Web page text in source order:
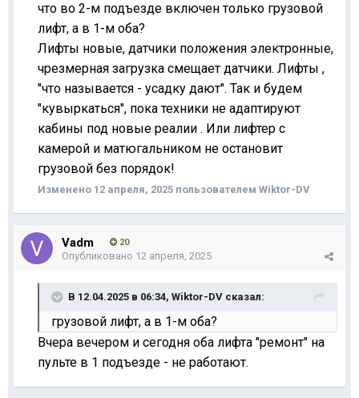
что во 2-м подъезде включен только грузовой
лифт, а в 1-м оба?
Лифты новые, датчики положения электронные,
чрезмерная загрузка смещает датчики. Лифты ,
"что называется - усадку дают". Так и будем
"кувыркаться", пока техники не адаптируют
кабины под новые реалии . Или лифтер с
камерой и матюгальником не остановит
грузовой без порядок!
Изменено 12 апреля, 2025 пользователем Wiktor-DV
Vadm 20
Опубликовано 12 апреля, 2025
В 12.04.2025 в 06:34, Wiktor-DV сказал:
грузовой лифт, а в 1-м оба?
Вчера вечером и сегодня оба лифта "ремонт" на
пульте в 1 подъезде - не работают.